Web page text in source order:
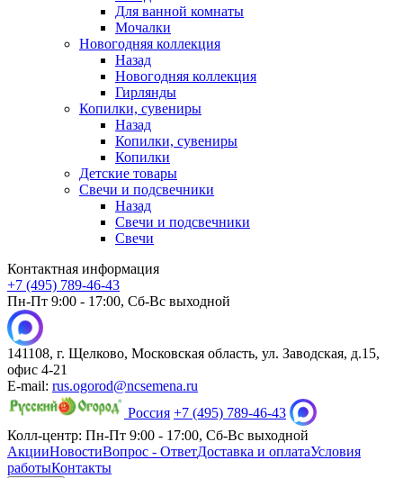
Для ванной комнаты
Мочалки
Новогодняя коллекция
Назад
Новогодняя коллекция
Гирлянды
Копилки, сувениры
Назад
Копилки, сувениры
Копилки
Детские товары
Свечи и подсвечники
Назад
Свечи и подсвечники
Свечи
Контактная информация
+7 (495) 789-46-43
Пн-Пт 9:00 - 17:00, Сб-Вс выходной
141108, г. Щелково, Московская область, ул. Заводская, д.15,
офис 4-21
E-mail: rus.ogorod@ncsemena.ru
Россия +7 (495) 789-46-43
Колл-центр: Пн-Пт 9:00 - 17:00, Сб-Вс выходной
АкцииНовостиВопрос - ОтветДоставка и оплатаУсловия
работыКонтакты